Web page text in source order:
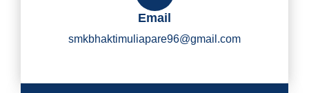
Y
I
Email
smkbhaktimuliapare96@gmail.com